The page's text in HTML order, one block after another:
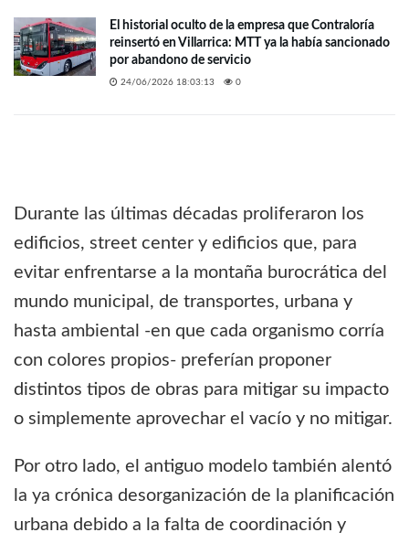
El historial oculto de la empresa que Contraloría
reinsertó en Villarrica: MTT ya la había sancionado
por abandono de servicio
24/06/2026 18:03:13 0
Durante las últimas décadas proliferaron los
edificios, street center y edificios que, para
evitar enfrentarse a la montaña burocrática del
mundo municipal, de transportes, urbana y
hasta ambiental -en que cada organismo corría
con colores propios- preferían proponer
distintos tipos de obras para mitigar su impacto
o simplemente aprovechar el vacío y no mitigar.
Por otro lado, el antiguo modelo también alentó
la ya crónica desorganización de la planificación
urbana debido a la falta de coordinación y